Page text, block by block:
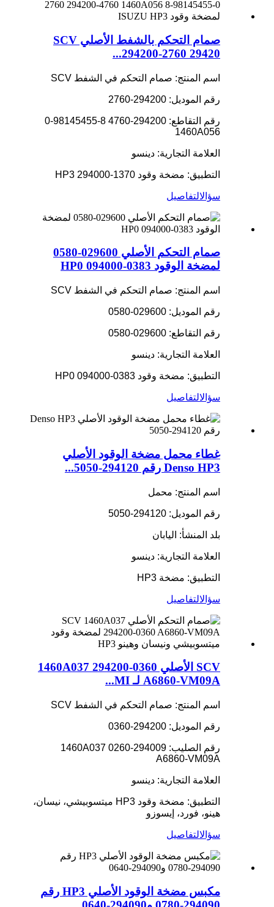
صمام التحكم بالشفط الأصلي SCV
294200-2760 29420...
اسم المنتج: صمام التحكم في الشفط SCV
رقم الموديل: 294200-2760
رقم التقاطع: 294200-4760 8-98145455-0
1460A056
العلامة التجارية: دينسو
التطبيق: مضخة وقود HP3 294000-1370
سؤالالتفاصيل
صمام التحكم الأصلي 029600-0580
لمضخة الوقود HP0 094000-0383
اسم المنتج: صمام التحكم في الشفط SCV
رقم الموديل: 029600-0580
رقم التقاطع: 029600-0580
العلامة التجارية: دينسو
التطبيق: مضخة وقود HP0 094000-0383
سؤالالتفاصيل
غطاء محمل مضخة الوقود الأصلي
Denso HP3 رقم 294120-5050...
اسم المنتج: محمل
رقم الموديل: 294120-5050
بلد المنشأ: اليابان
العلامة التجارية: دينسو
التطبيق: مضخة HP3
سؤالالتفاصيل
SCV الأصلي 1460A037 294200-0360
A6860-VM09A لـ MI...
اسم المنتج: صمام التحكم في الشفط SCV
رقم الموديل: 294200-0360
رقم الصليب: 294009-0260 1460A037
A6860-VM09A
العلامة التجارية: دينسو
التطبيق: مضخة وقود HP3 ميتسوبيشي، نيسان،
هينو، فورد، إيسوزو
سؤالالتفاصيل
مكبس مضخة الوقود الأصلي HP3 رقم